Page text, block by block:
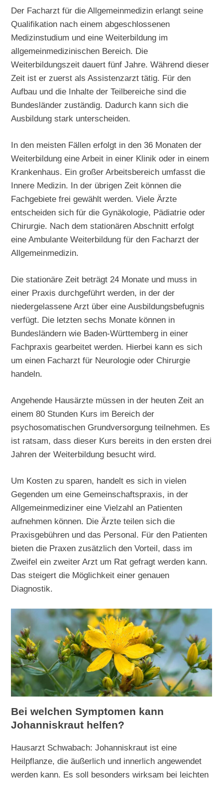
Der Facharzt für die Allgemeinmedizin erlangt seine
Qualifikation nach einem abgeschlossenen
Medizinstudium und eine Weiterbildung im
allgemeinmedizinischen Bereich. Die
Weiterbildungszeit dauert fünf Jahre. Während dieser
Zeit ist er zuerst als Assistenzarzt tätig. Für den
Aufbau und die Inhalte der Teilbereiche sind die
Bundesländer zuständig. Dadurch kann sich die
Ausbildung stark unterscheiden.
In den meisten Fällen erfolgt in den 36 Monaten der
Weiterbildung eine Arbeit in einer Klinik oder in einem
Krankenhaus. Ein großer Arbeitsbereich umfasst die
Innere Medizin. In der übrigen Zeit können die
Fachgebiete frei gewählt werden. Viele Ärzte
entscheiden sich für die Gynäkologie, Pädiatrie oder
Chirurgie. Nach dem stationären Abschnitt erfolgt
eine Ambulante Weiterbildung für den Facharzt der
Allgemeinmedizin.
Die stationäre Zeit beträgt 24 Monate und muss in
einer Praxis durchgeführt werden, in der der
niedergelassene Arzt über eine Ausbildungsbefugnis
verfügt. Die letzten sechs Monate können in
Bundesländern wie Baden-Württemberg in einer
Fachpraxis gearbeitet werden. Hierbei kann es sich
um einen Facharzt für Neurologie oder Chirurgie
handeln.
Angehende Hausärzte müssen in der heuten Zeit an
einem 80 Stunden Kurs im Bereich der
psychosomatischen Grundversorgung teilnehmen. Es
ist ratsam, dass dieser Kurs bereits in den ersten drei
Jahren der Weiterbildung besucht wird.
Um Kosten zu sparen, handelt es sich in vielen
Gegenden um eine Gemeinschaftspraxis, in der
Allgemeinmediziner eine Vielzahl an Patienten
aufnehmen können. Die Ärzte teilen sich die
Praxisgebühren und das Personal. Für den Patienten
bieten die Praxen zusätzlich den Vorteil, dass im
Zweifel ein zweiter Arzt um Rat gefragt werden kann.
Das steigert die Möglichkeit einer genauen
Diagnostik.
Bei welchen Symptomen kann
Johanniskraut helfen?
Hausarzt Schwabach: Johanniskraut ist eine
Heilpflanze, die äußerlich und innerlich angewendet
werden kann. Es soll besonders wirksam bei leichten